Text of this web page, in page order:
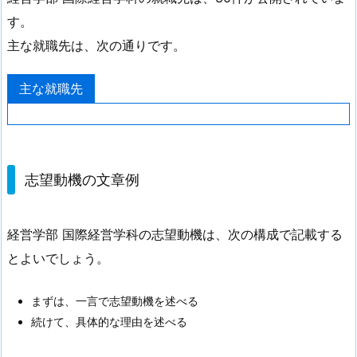
す。
主な就職先は、次の通りです。
主な就職先
志望動機の文章例
経営学部 国際経営学科の志望動機は、次の構成で記載する
とよいでしょう。
まずは、一言で志望動機を述べる
続けて、具体的な理由を述べる